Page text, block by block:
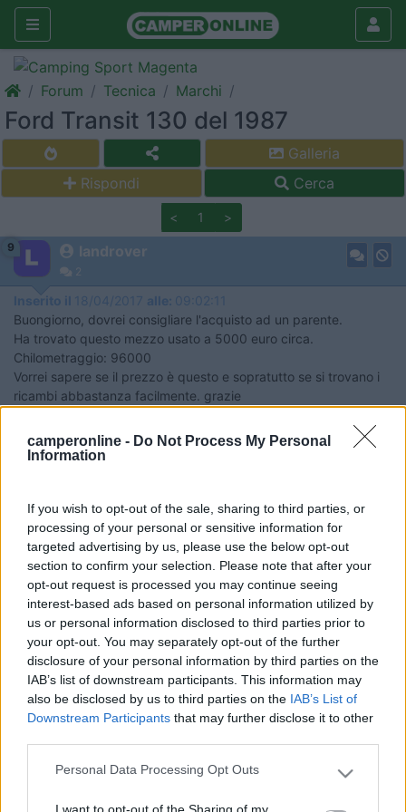
camperonline - Do Not Process My Personal
Information
If you wish to opt-out of the sale, sharing to third parties, or
processing of your personal or sensitive information for
targeted advertising by us, please use the below opt-out
section to confirm your selection. Please note that after your
opt-out request is processed you may continue seeing
interest-based ads based on personal information utilized by
us or personal information disclosed to third parties prior to
your opt-out. You may separately opt-out of the further
disclosure of your personal information by third parties on the
IAB’s list of downstream participants. This information may
also be disclosed by us to third parties on the IAB’s List of
Downstream Participants that may further disclose it to other
Please note that this website/app uses one or more Google
Personal Data Processing Opt Outs
I want to opt-out of the Sharing of my
Forum Tecnica Marchi
Ford Transit 130 del 1987
Galleria
Rispondi
Cerca
< 1 >
9 landrover
2
Inserito il 18/04/2017 alle: 09:02:11
Buongiorno, dovrei consigliare l'acquisto ad un parente.
Ha trovato questo mezzo usato a 5000 euro circa.
Chilometraggio: 96000
Vorrei sapere se il prezzo è questo e sopratutto se si trovano i
ricambi abbastanza facilmente. grazie
167
Inserito il 18/04/2017 alle: 23:17:17